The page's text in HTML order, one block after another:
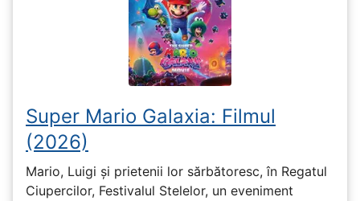
Super Mario Galaxia: Filmul
(2026)
Mario, Luigi și prietenii lor sărbătoresc, în Regatul
Ciupercilor, Festivalul Stelelor, un eveniment